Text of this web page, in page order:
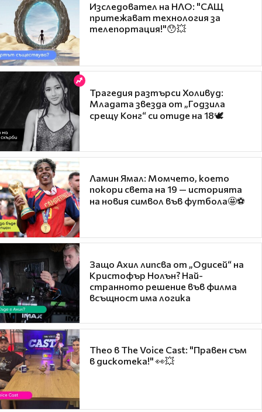
Изследовател на НЛО: "САЩ
притежават технология за
телепортация!"😯💥
Трагедия разтърси Холивуд:
Младата звезда от „Годзила
срещу Конг“ си отиде на 18🕊️
Ламин Ямал: Момчето, което
покори света на 19 — историята
на новия символ във футбола🤩⚽
Защо Ахил липсва от „Одисей“ на
Кристофър Нолън? Най-
странното решение във филма
всъщност има логика
Theo в The Voice Cast: "Правен съм
в дискотека!" 👀💥